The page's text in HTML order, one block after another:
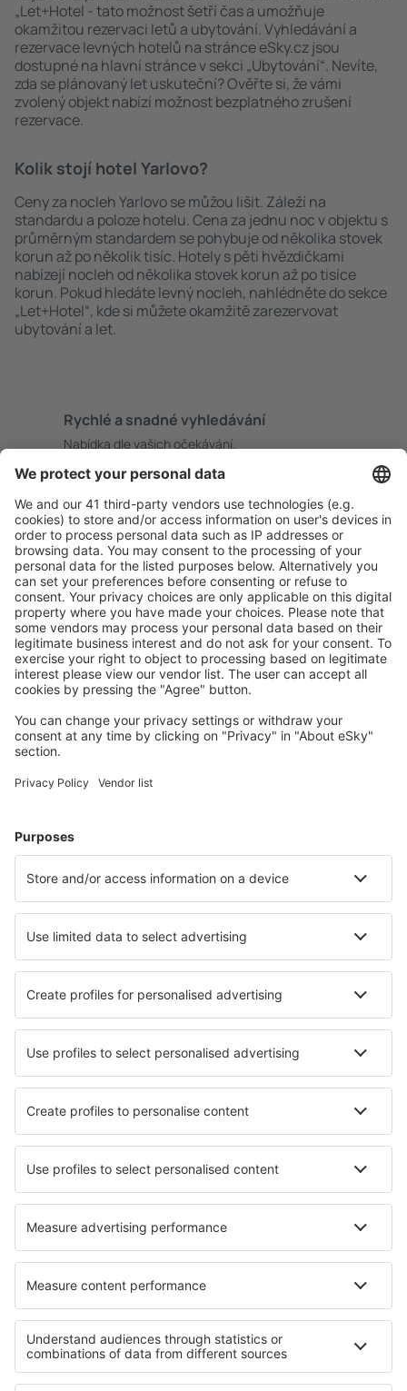
„Let+Hotel - tato možnost šetří čas a umožňuje
okamžitou rezervaci letů a ubytování. Vyhledávání a
rezervace levných hotelů na stránce eSky.cz jsou
dostupné na hlavní stránce v sekci „Ubytování“. Nevíte,
zda se plánovaný let uskuteční? Ověřte si, že vámi
zvolený objekt nabízí možnost bezplatného zrušení
rezervace.
Kolik stojí hotel Yarlovo?
Ceny za nocleh Yarlovo se můžou lišit. Záleží na
standardu a poloze hotelu. Cena za jednu noc v objektu s
průměrným standardem se pohybuje od několika stovek
korun až po několik tisíc. Hotely s pěti hvězdičkami
nabízejí nocleh od několika stovek korun až po tisíce
korun. Pokud hledáte levný nocleh, nahlédněte do sekce
„Let+Hotel“, kde si můžete okamžitě zarezervovat
ubytování a let.
Rychlé a snadné vyhledávání
Nabídka dle vašich očekávání.
Pečlivé plánování
Bezproblémová rezervace s možností bezplatného
zrušení.
S námi ušetříte
Atraktivní ceny a speciální nabídky pro přihlášené
uživatele.
Ubytování dle vašeho gusta
Vyberte si z více než 1.3 milionu zařízení: hotelů,
Nejvyhledávanější hotely uživateli eSky
Hotely v Burgasu Hotely in Sozopol Hotely ve Varně
Hotely in Dimitrovgrad Hotely in Boazat
Hotely in Balchik Hotely Ardino Hotely in Elenite
Nejlepší hotely - města
Hotely in Essenbach Hotely in Agios Myronas
Hotely in Saint-Reverien Hotely in Roquevaire
Hotely in Rogers Pass Hotely in Sarbi Hotely in Goshen
Hotely in Stottera
Nejlepší hotely - regiony
Hotely v Silistře Hotely v Loveče Hotely v Kjustendilu
Hotely v Kardžali Hotely ve Vrace Hotely na Nosy Be
Hotely v oblasti Davos-Klosters